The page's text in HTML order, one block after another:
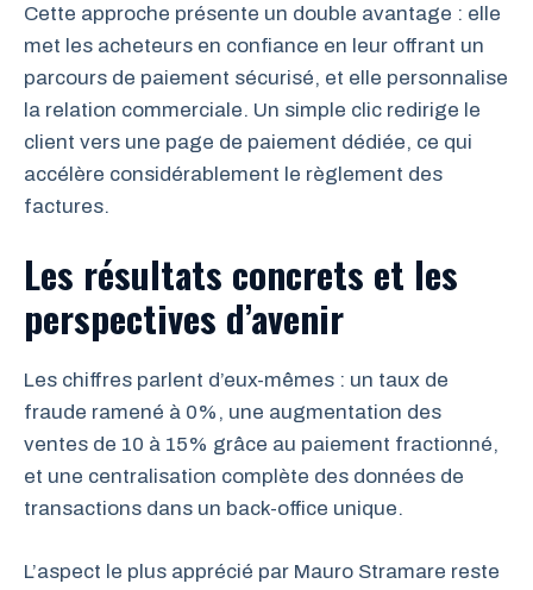
Cette approche présente un double avantage : elle
met les acheteurs en confiance en leur offrant un
parcours de paiement sécurisé, et elle personnalise
la relation commerciale. Un simple clic redirige le
client vers une page de paiement dédiée, ce qui
accélère considérablement le règlement des
factures.
Les résultats concrets et les
perspectives d’avenir
Les chiffres parlent d’eux-mêmes : un taux de
fraude ramené à 0%, une augmentation des
ventes de 10 à 15% grâce au paiement fractionné,
et une centralisation complète des données de
transactions dans un back-office unique.
L’aspect le plus apprécié par Mauro Stramare reste